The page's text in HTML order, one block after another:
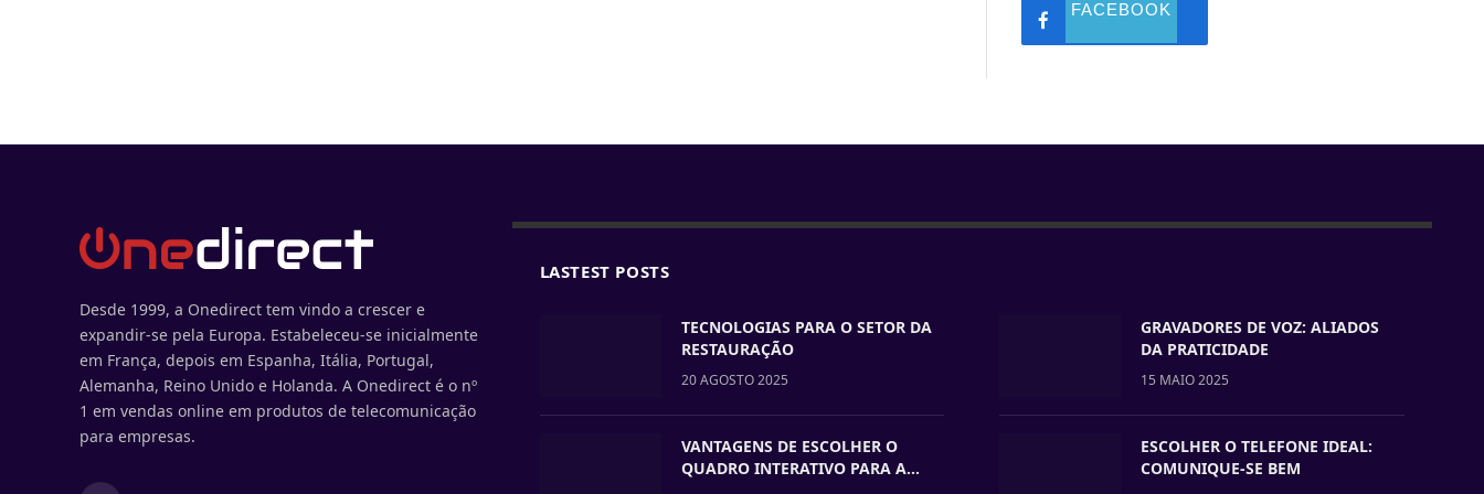
FACEBOOK
Desde 1999, a Onedirect tem vindo a crescer e
expandir-se pela Europa. Estabeleceu-se inicialmente
em França, depois em Espanha, Itália, Portugal,
Alemanha, Reino Unido e Holanda. A Onedirect é o nº
1 em vendas online em produtos de telecomunicação
para empresas.
LASTEST POSTS
TECNOLOGIAS PARA O SETOR DA
RESTAURAÇÃO
20 AGOSTO 2025
VANTAGENS DE ESCOLHER O
QUADRO INTERATIVO PARA A
GRAVADORES DE VOZ: ALIADOS
DA PRATICIDADE
15 MAIO 2025
ESCOLHER O TELEFONE IDEAL:
COMUNIQUE-SE BEM